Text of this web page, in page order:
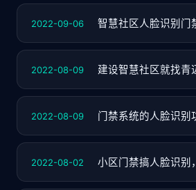
2022-09-06
2022-08-09 建设智慧社区就找青
2022-08-09 门禁系统的人脸识别
2022-08-02 小区门禁搞人脸识别